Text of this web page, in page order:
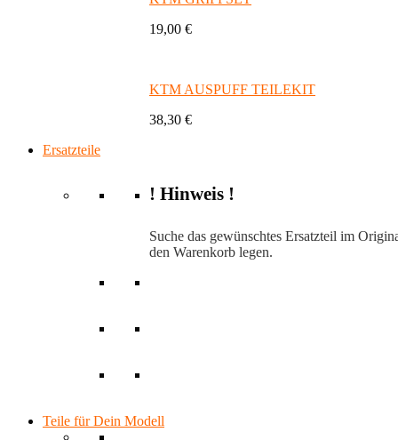
19,00 €
KTM AUSPUFF TEILEKIT
38,30 €
Ersatzteile
! Hinweis !
Suche das gewünschtes Ersatzteil im
den Warenkorb legen.
Teile für Dein Modell